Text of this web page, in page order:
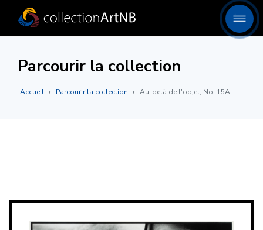
Parcourir la collection
Accueil Parcourir la collection Au-delà de l'objet, No. 15A